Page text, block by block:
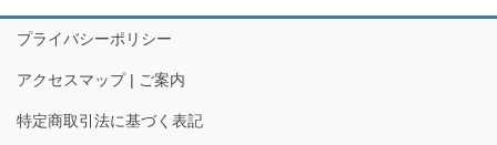
プライバシーポリシー
アクセスマップ | ご案内
特定商取引法に基づく表記
◆「こぶた」とは？・・・・・「よばれ」の際、御膳（ごぜん）に
料理のほかに、昔は、菓子の入っふた付の椀（わん）が並び、果物
ったものを「こぶた」といいます。